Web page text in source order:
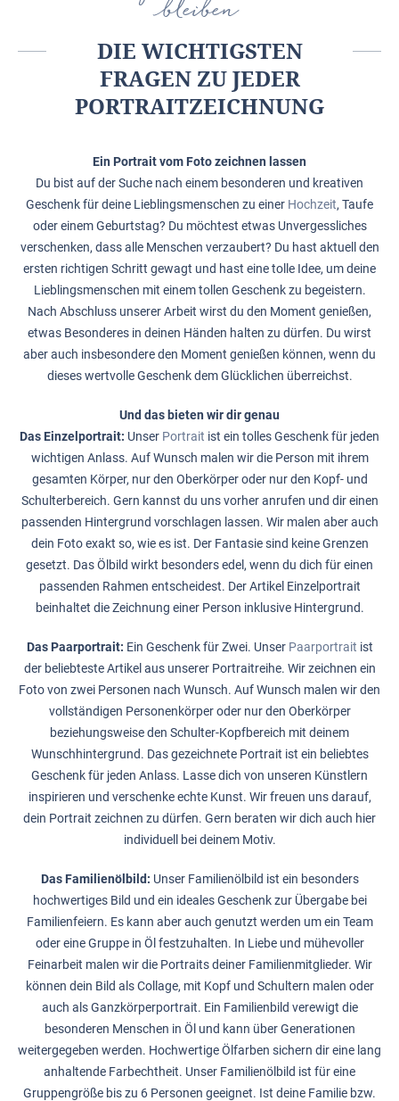
bleiben
DIE WICHTIGSTEN
FRAGEN ZU JEDER
PORTRAITZEICHNUNG
Ein Portrait vom Foto zeichnen lassen
Du bist auf der Suche nach einem besonderen und kreativen
Geschenk für deine Lieblingsmenschen zu einer Hochzeit, Taufe
oder einem Geburtstag? Du möchtest etwas Unvergessliches
verschenken, dass alle Menschen verzaubert? Du hast aktuell den
ersten richtigen Schritt gewagt und hast eine tolle Idee, um deine
Lieblingsmenschen mit einem tollen Geschenk zu begeistern.
Nach Abschluss unserer Arbeit wirst du den Moment genießen,
etwas Besonderes in deinen Händen halten zu dürfen. Du wirst
aber auch insbesondere den Moment genießen können, wenn du
dieses wertvolle Geschenk dem Glücklichen überreichst.
Und das bieten wir dir genau
Das Einzelportrait: Unser Portrait ist ein tolles Geschenk für jeden
wichtigen Anlass. Auf Wunsch malen wir die Person mit ihrem
gesamten Körper, nur den Oberkörper oder nur den Kopf- und
Schulterbereich. Gern kannst du uns vorher anrufen und dir einen
passenden Hintergrund vorschlagen lassen. Wir malen aber auch
dein Foto exakt so, wie es ist. Der Fantasie sind keine Grenzen
gesetzt. Das Ölbild wirkt besonders edel, wenn du dich für einen
passenden Rahmen entscheidest. Der Artikel Einzelportrait
beinhaltet die Zeichnung einer Person inklusive Hintergrund.
Das Paarportrait: Ein Geschenk für Zwei. Unser Paarportrait ist
der beliebteste Artikel aus unserer Portraitreihe. Wir zeichnen ein
Foto von zwei Personen nach Wunsch. Auf Wunsch malen wir den
vollständigen Personenkörper oder nur den Oberkörper
beziehungsweise den Schulter-Kopfbereich mit deinem
Wunschhintergrund. Das gezeichnete Portrait ist ein beliebtes
Geschenk für jeden Anlass. Lasse dich von unseren Künstlern
inspirieren und verschenke echte Kunst. Wir freuen uns darauf,
dein Portrait zeichnen zu dürfen. Gern beraten wir dich auch hier
individuell bei deinem Motiv.
Das Familienölbild: Unser Familienölbild ist ein besonders
hochwertiges Bild und ein ideales Geschenk zur Übergabe bei
Familienfeiern. Es kann aber auch genutzt werden um ein Team
oder eine Gruppe in Öl festzuhalten. In Liebe und mühevoller
Feinarbeit malen wir die Portraits deiner Familienmitglieder. Wir
können dein Bild als Collage, mit Kopf und Schultern malen oder
auch als Ganzkörperportrait. Ein Familienbild verewigt die
besonderen Menschen in Öl und kann über Generationen
weitergegeben werden. Hochwertige Ölfarben sichern dir eine lang
anhaltende Farbechtheit. Unser Familienölbild ist für eine
Gruppengröße bis zu 6 Personen geeignet. Ist deine Familie bzw.